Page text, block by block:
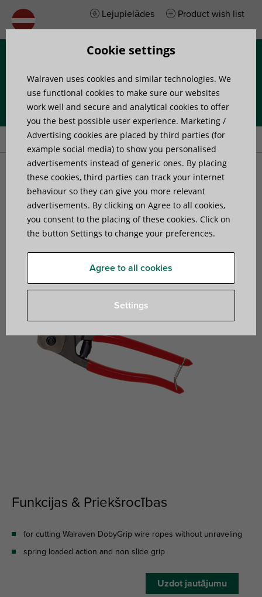
Lejupielādes Product wish list
Home»Products »Walraven Catenary Wire Cutter
Walraven Catenary Wire
Cutter
wire suspension
Funkcijas & Priekšrocības
for cutting Walraven DobyGrip wire ropes without unraveling
spring loaded action and non slide grip
Uzdot jautājumu
Cookie settings
Walraven uses cookies and similar technologies. We
use functional cookies to make sure our websites
work well and secure and analytical cookies to offer
you the best possible user experience. Marketing /
Advertising cookies are placed by third parties (for
example social media) to show you personalised
advertisements instead of generic ones. By placing
these cookies, third parties can track your internet
behaviour so they can give you more relevant
advertisements. By clicking on Agree to all cookies,
you consent to the placing of these cookies. Click on
the button Settings to change your preferences.
Agree to all cookies
Settings